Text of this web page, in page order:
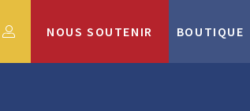
NOUS SOUTENIR BOUTIQUE